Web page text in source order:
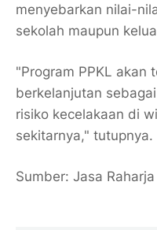
menyebarkan nilai-
sekolah maupun
"Program PPKL akan
berkelanjutan
risiko kecelakaan di
sekitarnya," tutupnya.
Sumber: Jasa Raharja